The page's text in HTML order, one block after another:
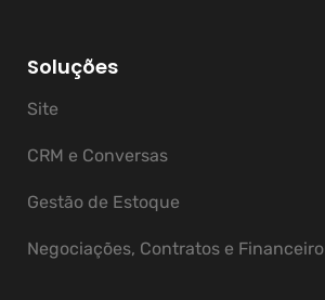
Soluções
Site
CRM e Conversas
Gestão de Estoque
Negociações, Contratos e Financeiro